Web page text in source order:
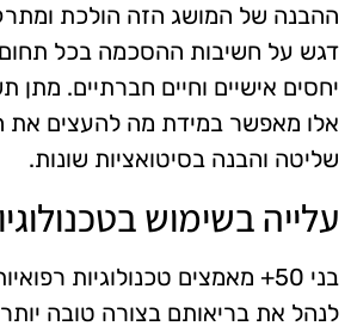
ההבנה של המושג הזה הולכת
דגש על חשיבות ההסכמה בכל
יחסים אישיים וחיים חברתיים. מתן
אלו מאפשר במידת מה להעצים
שליטה והבנה בסיטואציות שונות.
עלייה בשימוש
בני 50+ מאמצים טכנולוגיות
לנהל את בריאותם בצורה טובה יותר.